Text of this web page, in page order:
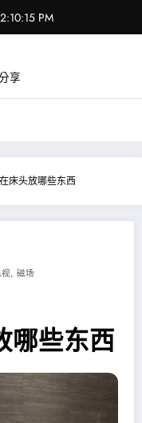
PM
享
床头放哪些东西
, 磁场
哪些东西